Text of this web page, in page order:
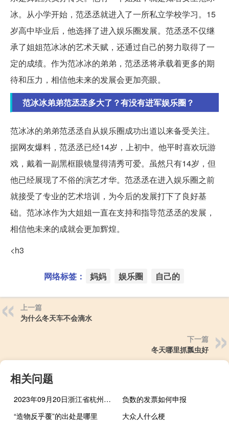
冰。从小学开始，范丞丞就进入了一所私立学校学习。15
岁高中毕业后，他选择了进入娱乐圈发展。范丞丞不仅继
承了姐姐范冰冰的艺术天赋，还通过自己的努力取得了一
定的成绩。作为范冰冰的弟弟，范丞丞将承载着更多的期
待和压力，相信他未来的发展会更加亮眼。
范冰冰弟弟范丞丞多大了？有没有进军娱乐圈？
范冰冰的弟弟范丞丞自从娱乐圈成功出道以来备受关注。
据网友爆料，范丞丞已经14岁，上初中。他平时喜欢玩游
戏，戴着一副黑框眼镜显得清秀可爱。虽然只有14岁，但
他已经展现了不俗的演艺才华。范丞丞在进入娱乐圈之前
就接受了专业的艺术培训，为今后的发展打下了良好基
础。范冰冰作为大姐姐一直在支持和指导范丞丞的发展，
相信他未来的成就会更加辉煌。
<h3
网络标签： 妈妈 娱乐圈 自己的
上一篇
为什么冬天车不会滴水
下一篇
冬天哪里抓瓢虫好
相关问题
2023年09月20日浙江省杭州市疫情大数据-今日/今天疫情全网搜索最新实时消息动态情况通知播报
负数的发票如何申报
“造物反乎覆”的出处是哪里
大众人什么梗